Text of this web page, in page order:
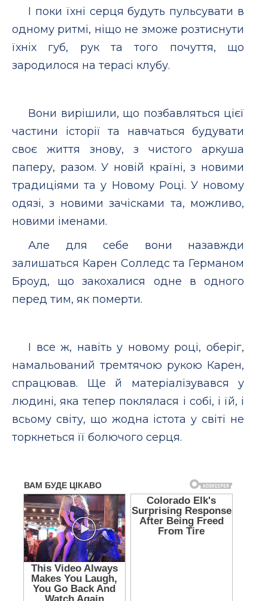
І поки їхні серця будуть пульсувати в
одному ритмі, ніщо не зможе розтиснути
їхніх губ, рук та того почуття, що
зародилося на терасі клубу.
Вони вирішили, що позбавляться цієї
частини історії та навчаться будувати
своє життя знову, з чистого аркуша
паперу, разом. У новій країні, з новими
традиціями та у Новому Році. У новому
одязі, з новими зачісками та, можливо,
новими іменами.
Але для себе вони назавжди
залишаться Карен Солледс та Германом
Броуд, що закохалися одне в одного
перед тим, як померти.
І все ж, навіть у новому році, оберіг,
намальований тремтячою рукою Карен,
спрацював. Ще й матеріалізувався у
людині, яка тепер поклялася і собі, і їй, і
всьому світу, що жодна істота у світі не
торкнеться її болючого серця.